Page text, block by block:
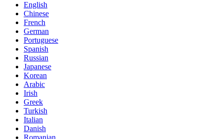
English
Chinese
French
German
Portuguese
Spanish
Russian
Japanese
Korean
Arabic
Irish
Greek
Turkish
Italian
Danish